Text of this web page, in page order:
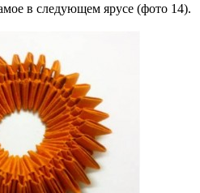
в следующем ярусе (фото 14).